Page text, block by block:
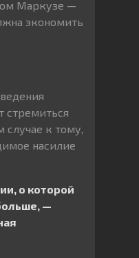
Маркузе —
экономить
стремиться
к тому,
насилие
о которой
—